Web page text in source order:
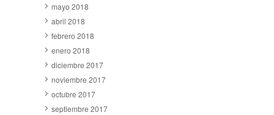
mayo 2018
abril 2018
febrero 2018
enero 2018
diciembre 2017
noviembre 2017
octubre 2017
septiembre 2017